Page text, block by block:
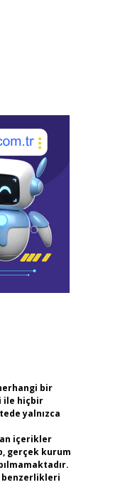
bir
ile hiçbir
yalnızca
içerikler
gerçek kurum
benzerlikleri